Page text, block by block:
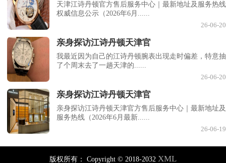
天津江诗丹顿官方售后服务中心｜最新地址及服务热线
权威信息公示（2026年6月......
26-06-20
亲身探访江诗丹顿天津官
我最近因为自己的江诗丹顿腕表出现走时偏差，特意抽
了个周末去了一趟天津的......
26-06-20
亲身探访江诗丹顿天津官
亲身探访江诗丹顿天津官方售后服务中心｜最新地址及
服务热线（2026年6月最新......
26-06-19
版权所有： Copyright © 2018-2032 XML